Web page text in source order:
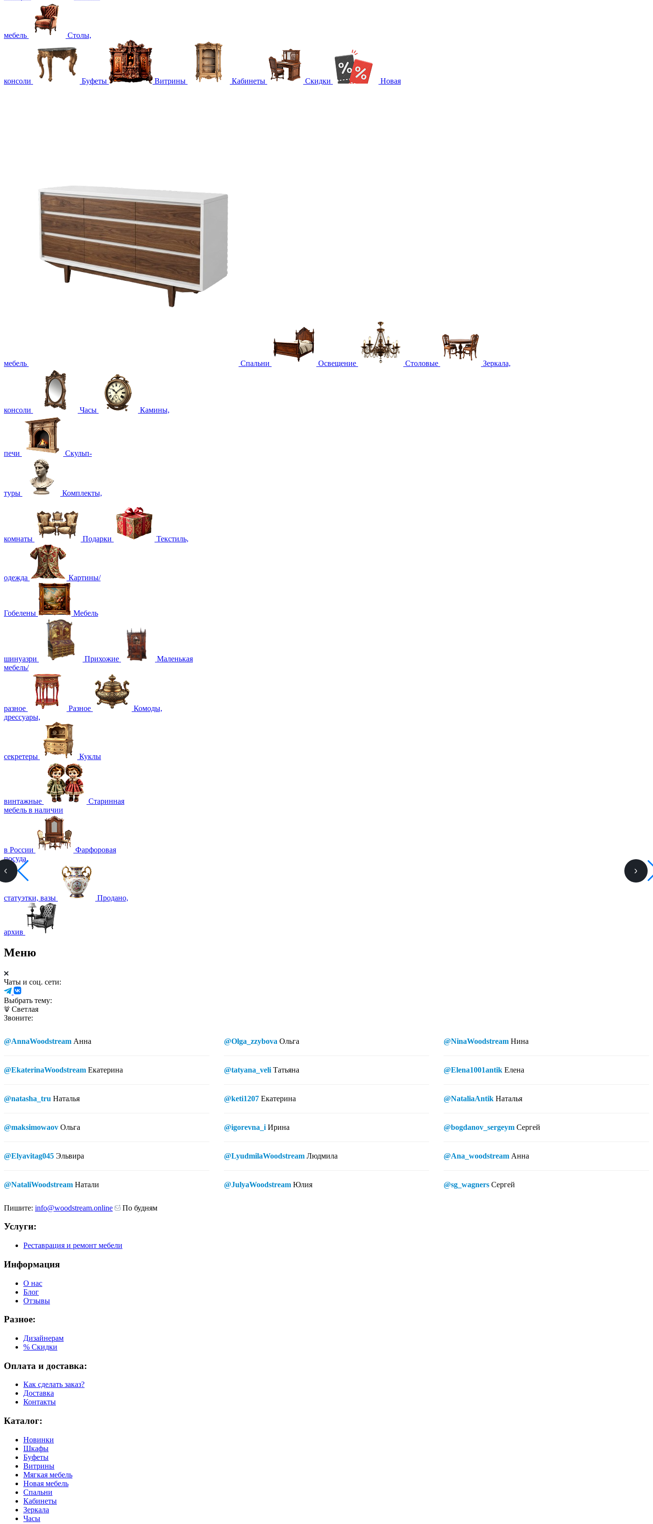
мебель Столы,
консоли Буфеты Витрины Кабинеты Скидки Новая
мебель Спальни Освещение Столовые Зеркала,
консоли Часы Камины,
печи Скульп-
туры Комплекты,
комнаты Подарки Текстиль,
одежда Картины/
Гобелены Мебель
шинуазри Прихожие
Маленькая
мебель/
разное Разное
Комоды,
дрессуары,
секретеры Куклы
винтажные
Старинная
мебель в наличии
в России
Фарфоровая
посуда,
статуэтки, вазы Продано,
архив
Меню
Чаты и соц. сети:
Выбрать тему:
Светлая
Звоните:
@AnnaWoodstream Анна
@EkaterinaWoodstream Екатерина
@natasha_tru Наталья
@maksimowaov Ольга
@Elyavitag045 Эльвира
@NataliWoodstream Натали
@Olga_zzybova Ольга
@tatyana_veli Татьяна
@keti1207 Екатерина
@igorevna_i Ирина
@LyudmilaWoodstream Людмила
@JulyaWoodstream Юлия
@NinaWoodstream Нина
@Elena1001antik Елена
@NataliaAntik Наталья
@bogdanov_sergeym Сергей
@Ana_woodstream Анна
@sg_wagners Сергей
Пишите: info@woodstream.online По будням
Услуги:
Реставрация и ремонт мебели
Информация
О нас
Блог
Отзывы
Разное:
Дизайнерам
% Скидки
Оплата и доставка:
Как сделать заказ?
Доставка
Контакты
Каталог:
Новинки
Шкафы
Буфеты
Витрины
Мягкая мебель
Новая мебель
Спальни
Кабинеты
Зеркала
Часы